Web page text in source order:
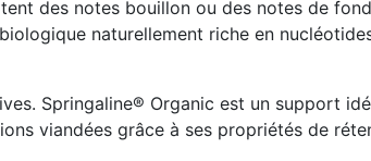
des notes bouillon ou des notes de
naturellement riche en
Springaline® Organic est un support
viandées grâce à ses propriétés de